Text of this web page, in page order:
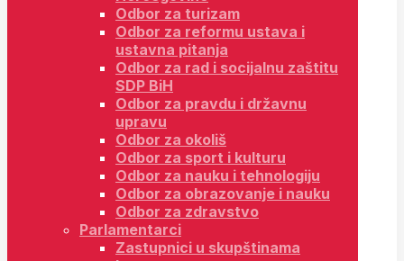
Odbor za turizam
Odbor za reformu ustava i
ustavna pitanja
Odbor za rad i socijalnu zaštitu
SDP BiH
Odbor za pravdu i državnu
upravu
Odbor za okoliš
Odbor za sport i kulturu
Odbor za nauku i tehnologiju
Odbor za obrazovanje i nauku
Odbor za zdravstvo
Parlamentarci
Zastupnici u skupštinama